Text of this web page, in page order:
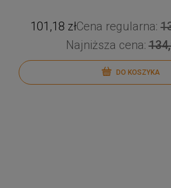
101,18 złCena regularna:
Najniższa cena:
DO KOSZYKA